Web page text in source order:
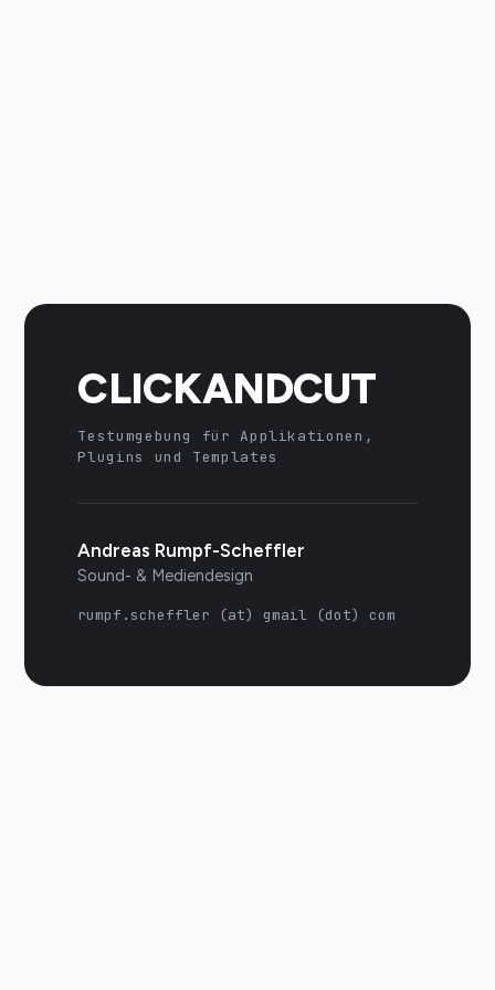
CLICKANDCUT
Testumgebung für Applikationen,
Plugins und Templates
Andreas Rumpf-Scheffler
Sound- & Mediendesign
rumpf.scheffler (at) gmail (dot) com